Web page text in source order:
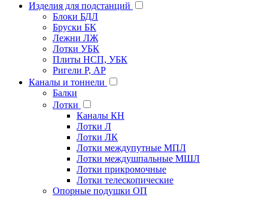
Изделия для подстанций
Блоки БДЛ
Бруски БК
Лежни ЛЖ
Лотки УБК
Плиты НСП, УБК
Ригели Р, АР
Каналы и тоннели
Балки
Лотки
Каналы КН
Лотки Л
Лотки ЛК
Лотки междупутные МПЛ
Лотки междушпальные МШЛ
Лотки прикромочные
Лотки телескопические
Опорные подушки ОП